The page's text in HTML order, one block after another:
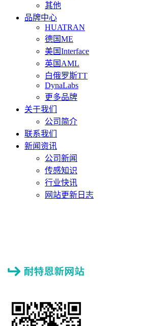
其他
品牌中心
HUATRAN
德国ME
美国Interface
英国AML
白俄罗斯TT
DynaLabs
更多品牌
关于我们
公司简介
联系我们
新闻资讯
公司新闻
传感知识
行业快讯
网站更新日志